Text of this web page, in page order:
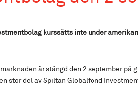
kurssätts inte under
är stängd den 2 september på
stor del av Spiltan Globalfond